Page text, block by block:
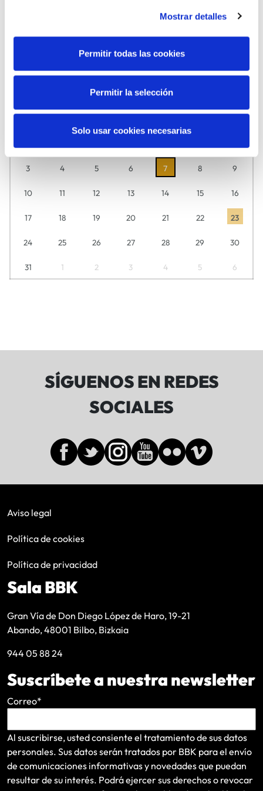
Mostrar detalles
Permitir todas las cookies
Permitir la selección
Solo usar cookies necesarias
MÚSICA TEATRO
Agosto2026
Descubre aquí día a día lo que tenemos preparado para ti.
3 4 5 6 7 8 9
10 11 12 13 14 15 16
17 18 19 20 21 22 23
24 25 26 27 28 29 30
31 1 2 3 4 5 6
SÍGUENOS EN REDES
SOCIALES
Aviso legal
Política de cookies
Política de privacidad
Sala BBK
Gran Vía de Don Diego López de Haro, 19-21
Abando, 48001 Bilbo, Bizkaia
944 05 88 24
Suscríbete a nuestra newsletter
Correo*
Al suscribirse, usted consiente el tratamiento de sus datos
personales. Sus datos serán tratados por BBK para el envío
de comunicaciones informativas y novedades que puedan
resultar de su interés. Podrá ejercer sus derechos o revocar